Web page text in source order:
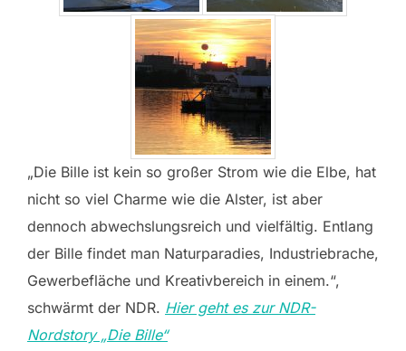
„Die Bille ist kein so großer Strom wie die Elbe, hat
nicht so viel Charme wie die Alster, ist aber
dennoch abwechslungsreich und vielfältig. Entlang
der Bille findet man Naturparadies, Industriebrache,
Gewerbefläche und Kreativbereich in einem.“,
schwärmt der NDR. Hier geht es zur NDR-
Nordstory „Die Bille“